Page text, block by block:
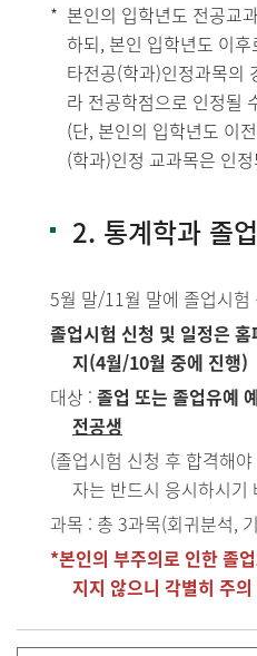
본인의 입학년도 전공교
하되, 본인 입학년도 이
타전공(학과)인정과목의
라 전공학점으로 인정될
(단, 본인의 입학년도 이
(학과)인정 교과목은 인
2. 통계학과 졸
5월 말/11월 말에 졸업시험
졸업시험 신청 및 일정은
지(4월/10월 중에 진행)
대상 : 졸업 또는 졸업유예
전공생
(졸업시험 신청 후 합격해
자는 반드시 응시하시기
과목 : 총 3과목(회귀분석,
*본인의 부주의로 인한 졸
지지 않으니 각별히 주